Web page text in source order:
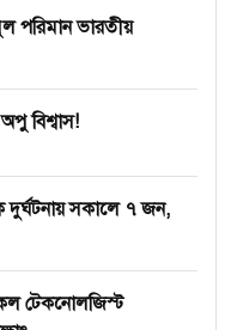
পরিমান ভারতীয়
বিশ্বাস!
সকালে ৭ জন,
টেকনোলজিস্ট